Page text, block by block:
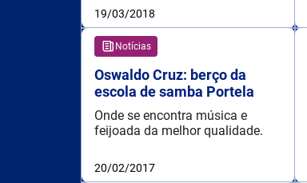
19/03/2018
Notícias
Oswaldo Cruz: berço da
escola de samba Portela
Onde se encontra música e
feijoada da melhor qualidade.
20/02/2017